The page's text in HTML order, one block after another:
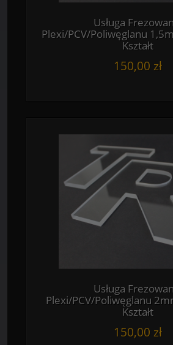
Usługa
Plexi/PCV/Poliwęglanu
Kształt
150,00 zł
Usługa
Plexi/PCV/Poliwęglanu
Kształt
150,00 zł